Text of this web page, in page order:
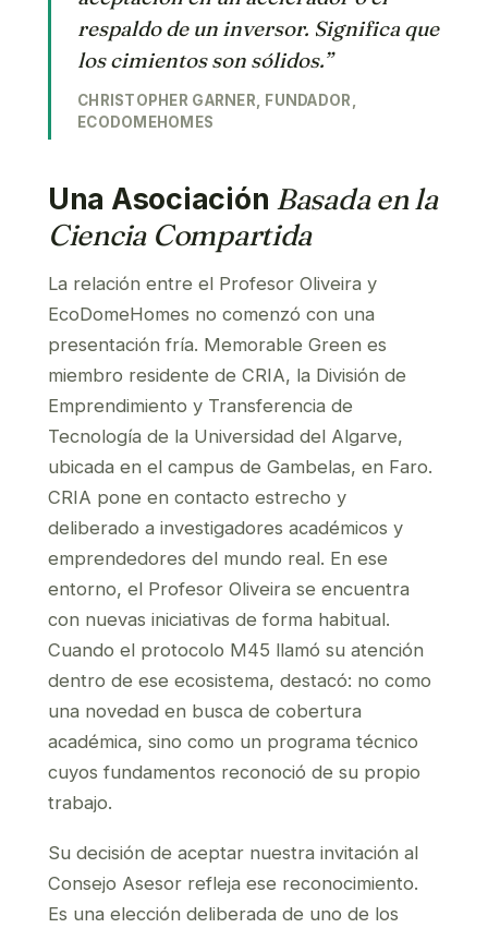
respaldo de un inversor. Significa que
los cimientos son sólidos.”
CHRISTOPHER GARNER, FUNDADOR,
ECODOMEHOMES
Una Asociación Basada en la
Ciencia Compartida
La relación entre el Profesor Oliveira y
EcoDomeHomes no comenzó con una
presentación fría. Memorable Green es
miembro residente de CRIA, la División de
Emprendimiento y Transferencia de
Tecnología de la Universidad del Algarve,
ubicada en el campus de Gambelas, en Faro.
CRIA pone en contacto estrecho y
deliberado a investigadores académicos y
emprendedores del mundo real. En ese
entorno, el Profesor Oliveira se encuentra
con nuevas iniciativas de forma habitual.
Cuando el protocolo M45 llamó su atención
dentro de ese ecosistema, destacó: no como
una novedad en busca de cobertura
académica, sino como un programa técnico
cuyos fundamentos reconoció de su propio
trabajo.
Su decisión de aceptar nuestra invitación al
Consejo Asesor refleja ese reconocimiento.
Es una elección deliberada de uno de los